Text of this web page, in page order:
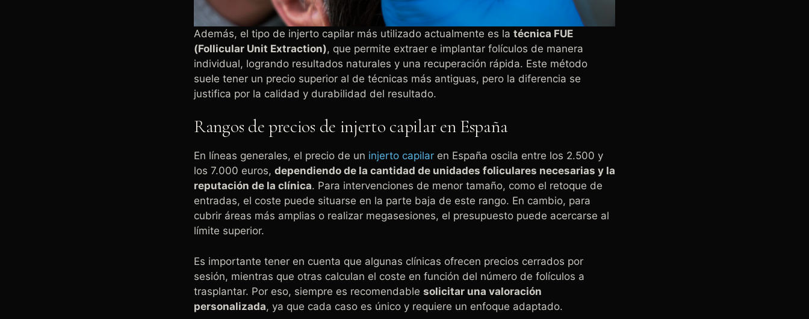
Además, el tipo de injerto capilar más utilizado actualmente es la técnica FUE
(Follicular Unit Extraction), que permite extraer e implantar folículos de manera
individual, logrando resultados naturales y una recuperación rápida. Este método
suele tener un precio superior al de técnicas más antiguas, pero la diferencia se
justifica por la calidad y durabilidad del resultado.
Rangos de precios de injerto capilar en España
En líneas generales, el precio de un injerto capilar en España oscila entre los 2.500 y
los 7.000 euros, dependiendo de la cantidad de unidades foliculares necesarias y la
reputación de la clínica. Para intervenciones de menor tamaño, como el retoque de
entradas, el coste puede situarse en la parte baja de este rango. En cambio, para
cubrir áreas más amplias o realizar megasesiones, el presupuesto puede acercarse al
límite superior.
Es importante tener en cuenta que algunas clínicas ofrecen precios cerrados por
sesión, mientras que otras calculan el coste en función del número de folículos a
trasplantar. Por eso, siempre es recomendable solicitar una valoración
personalizada, ya que cada caso es único y requiere un enfoque adaptado.